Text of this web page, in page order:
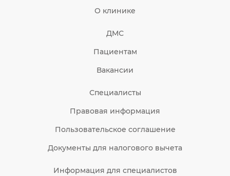
О клинике
ДМС
Пациентам
Вакансии
Специалисты
Правовая информация
Пользовательское соглашение
Документы для налогового вычета
Информация для специалистов